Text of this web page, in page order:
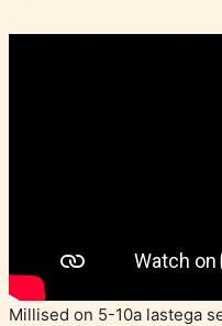
Millised on 5-10a lastega